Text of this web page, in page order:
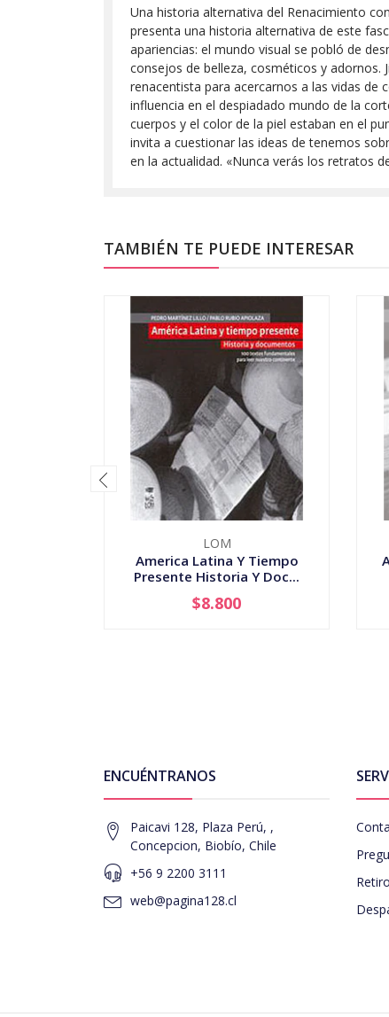
Una historia alternativa del Renacimiento
presenta una historia alternativa de este
apariencias: el mundo visual se pobló de
consejos de belleza, cosméticos y adornos.
renacentista para acercarnos a las vidas de
influencia en el despiadado mundo de la
cuerpos y el color de la piel estaban en el
invita a cuestionar las ideas de tenemos
en la actualidad. «Nunca verás los retratos
TAMBIÉN TE PUEDE INTERESAR
LOM
America Latina Y Tiempo
Presente Historia Y Doc...
+
$8.800
ENCUÉNTRANOS
Paicavi 128, Plaza Perú, ,
Concepcion, Biobío, Chile
+56 9 2200 3111
web@pagina128.cl